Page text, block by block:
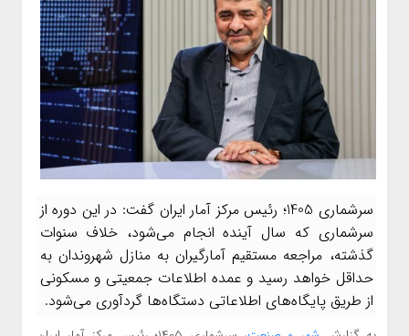
سرشماری 1405؛ رئیس مرکز آمار ایران گفت: در این دوره از
سرشماری که سال آینده انجام می‌شود، خلاف سنوات
گذشته، مراجعه مستقیم آمارگیران به منازل شهروندان به
حداقل خواهد رسید و عمده اطلاعات جمعیتی و مسکونی
از طریق پایگاه‌های اطلاعاتی دستگاه‌ها گردآوری می‌شود.